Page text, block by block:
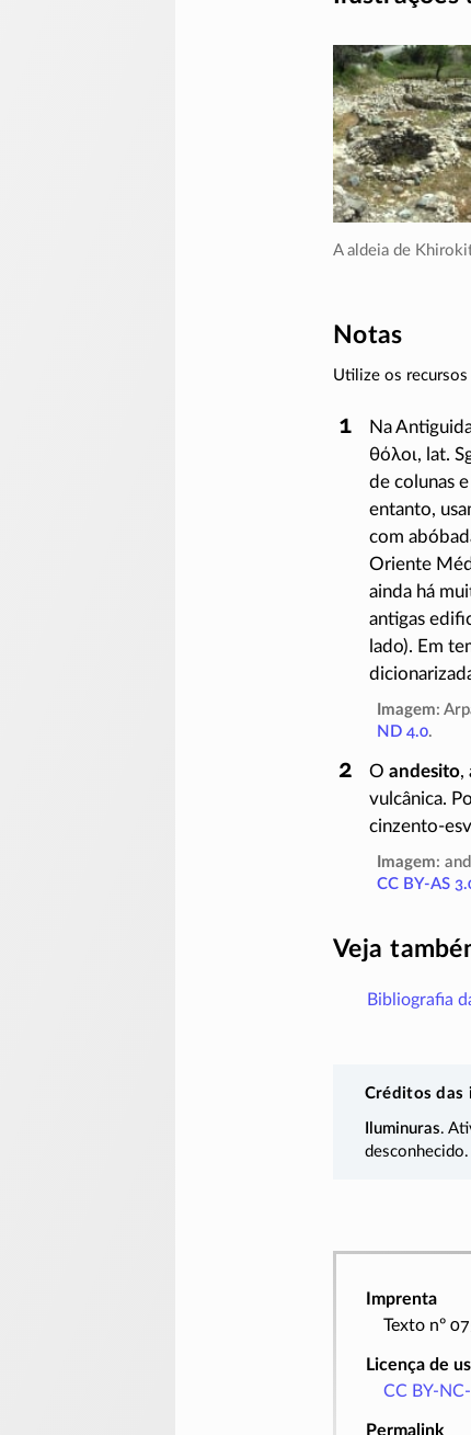
A aldeia de
Notas
Utilize os recursos
Na
θόλοι, lat.
de colunas
entanto,
com
Oriente
ainda há
antigas
lado). Em
Imagem:
ND 4.0.
O andesito,
vulcânica.
cinzento-
Imagem:
CC BY-AS
Veja
Bibliografia
Créditos das
Iluminuras.
desconhecido.
Imprenta
Texto nº
Licença de
CC BY-
Permalink